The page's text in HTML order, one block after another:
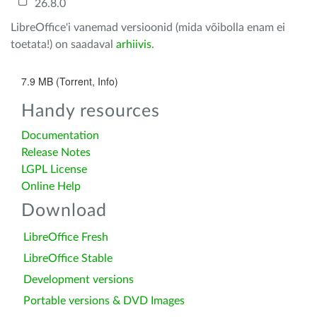
26.8.0
LibreOffice'i vanemad versioonid (mida võibolla enam ei
toetata!) on saadaval arhiivis.
7.9 MB (Torrent, Info)
Handy resources
Documentation
Release Notes
LGPL License
Online Help
Download
LibreOffice Fresh
LibreOffice Stable
Development versions
Portable versions & DVD Images